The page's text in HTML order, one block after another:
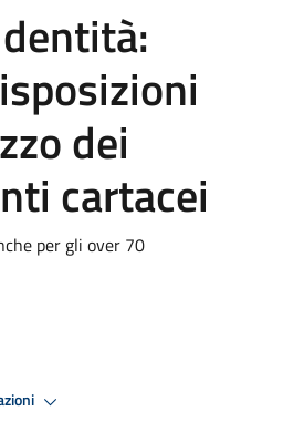
dei
cartacei
per gli over 70